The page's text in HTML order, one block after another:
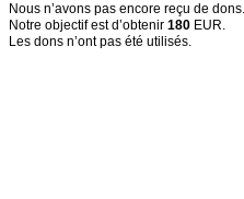
Nous n’avons pas encore reçu de dons.
Notre objectif est d’obtenir 180 EUR.
Les dons n’ont pas été utilisés.